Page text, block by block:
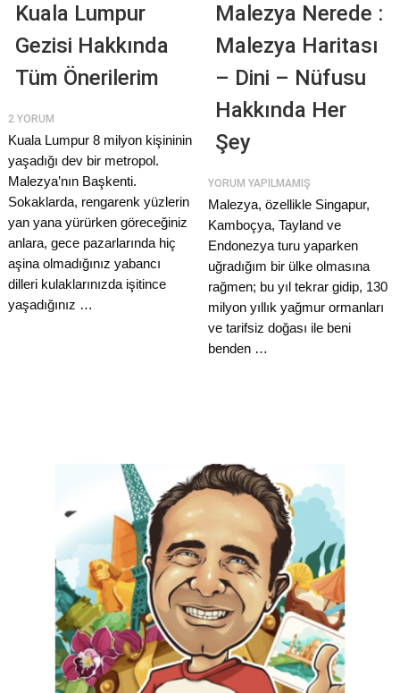
Kuala Lumpur
Gezisi Hakkında
Tüm Önerilerim
2 YORUM
Kuala Lumpur 8 milyon kişininin
yaşadığı dev bir metropol.
Malezya’nın Başkenti.
Sokaklarda, rengarenk yüzlerin
yan yana yürürken göreceğiniz
anlara, gece pazarlarında hiç
aşina olmadığınız yabancı
dilleri kulaklarınızda işitince
yaşadığınız …
Malezya Nerede :
Malezya Haritası
– Dini – Nüfusu
Hakkında Her
Şey
YORUM YAPILMAMIŞ
Malezya, özellikle Singapur,
Kamboçya, Tayland ve
Endonezya turu yaparken
uğradığım bir ülke olmasına
rağmen; bu yıl tekrar gidip, 130
milyon yıllık yağmur ormanları
ve tarifsiz doğası ile beni
benden …